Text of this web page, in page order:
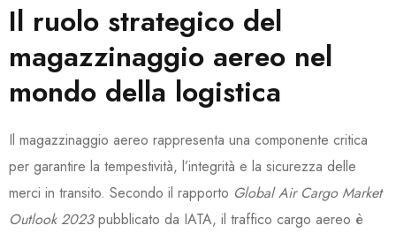
Il ruolo strategico del
magazzinaggio aereo nel
mondo della logistica
Il magazzinaggio aereo rappresenta una componente critica
per garantire la tempestività, l’integrità e la sicurezza delle
merci in transito. Secondo il rapporto Global Air Cargo Market
Outlook 2023pubblicato da IATA, il traffico cargo aereo è